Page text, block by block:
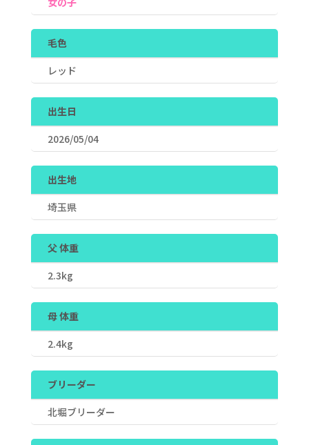
毛色
レッド
出生日
2026/05/04
出生地
埼玉県
父 体重
2.3kg
母 体重
2.4kg
ブリーダー
北堀ブリーダー